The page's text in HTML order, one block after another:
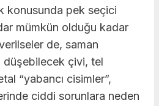
konusunda pek seçici
mümkün olduğu kadar
de, saman
düşebilecek çivi, tel
“yabancı cisimler”,
ciddi sorunlara neden